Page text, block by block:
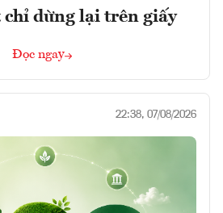
chỉ dừng lại trên giấy
Đọc ngay
22:38, 07/08/2026